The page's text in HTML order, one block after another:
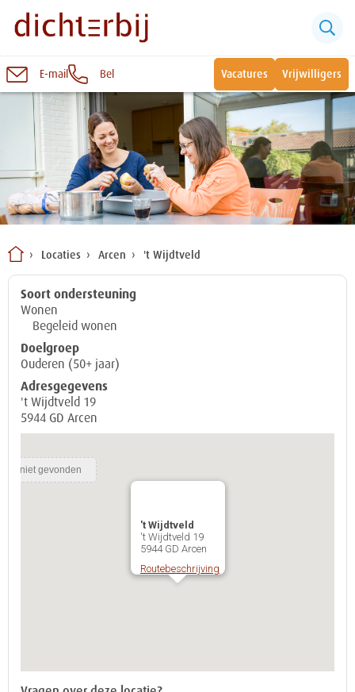
Naar
E-mail Bel Vacatures Vrijwilligers
Locaties Arcen 't Wijdtveld
Soort ondersteuning
Wonen
Begeleid wonen
Doelgroep
Ouderen (50+ jaar)
Adresgegevens
't Wijdtveld 19
5944 GD Arcen
't Wijdtveld
't Wijdtveld 19
5944 GD Arcen
Routebeschrijving
Snel naar:
Wonen bij Dichterbij
Vrije dagbestedingsplekken